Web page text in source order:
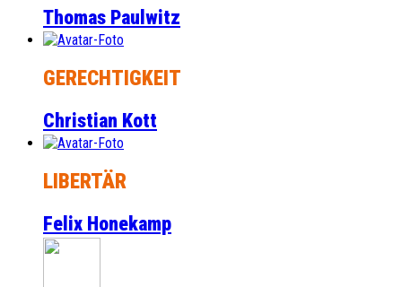
Thomas Paulwitz
GERECHTIGKEIT
Christian Kott
LIBERTÄR
Felix Honekamp